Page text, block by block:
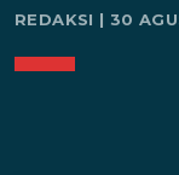
REDAKSI | 30